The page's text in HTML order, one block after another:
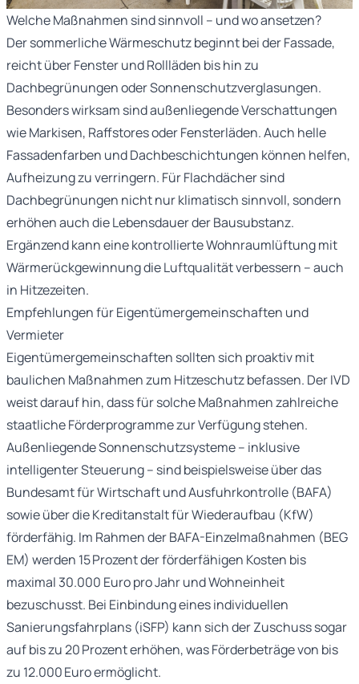
Welche Maßnahmen sind sinnvoll – und wo ansetzen?
Der sommerliche Wärmeschutz beginnt bei der Fassade,
reicht über Fenster und Rollläden bis hin zu
Dachbegrünungen oder Sonnenschutzverglasungen.
Besonders wirksam sind außenliegende Verschattungen
wie Markisen, Raffstores oder Fensterläden. Auch helle
Fassadenfarben und Dachbeschichtungen können helfen,
Aufheizung zu verringern. Für Flachdächer sind
Dachbegrünungen nicht nur klimatisch sinnvoll, sondern
erhöhen auch die Lebensdauer der Bausubstanz.
Ergänzend kann eine kontrollierte Wohnraumlüftung mit
Wärmerückgewinnung die Luftqualität verbessern – auch
in Hitzezeiten.
Empfehlungen für Eigentümergemeinschaften und
Vermieter
Eigentümergemeinschaften sollten sich proaktiv mit
baulichen Maßnahmen zum Hitzeschutz befassen. Der IVD
weist darauf hin, dass für solche Maßnahmen zahlreiche
staatliche Förderprogramme zur Verfügung stehen.
Außenliegende Sonnenschutzsysteme – inklusive
intelligenter Steuerung – sind beispielsweise über das
Bundesamt für Wirtschaft und Ausfuhrkontrolle (BAFA)
sowie über die Kreditanstalt für Wiederaufbau (KfW)
förderfähig. Im Rahmen der BAFA-Einzelmaßnahmen (BEG
EM) werden 15 Prozent der förderfähigen Kosten bis
maximal 30.000 Euro pro Jahr und Wohneinheit
bezuschusst. Bei Einbindung eines individuellen
Sanierungsfahrplans (iSFP) kann sich der Zuschuss sogar
auf bis zu 20 Prozent erhöhen, was Förderbeträge von bis
zu 12.000 Euro ermöglicht.